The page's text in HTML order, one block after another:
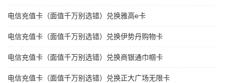
电信充值卡（面值千万别选错）兑换雅高e卡
电信充值卡（面值千万别选错）兑换伊势丹购物卡
电信充值卡（面值千万别选错）兑换商银通巾帼卡
电信充值卡（面值千万别选错）兑换正大广场无限卡